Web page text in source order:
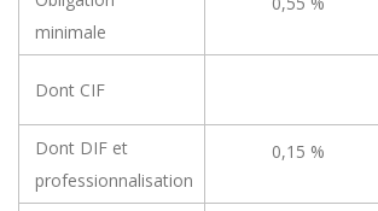
minimale
Dont CIF
Dont DIF et
professionnalisation
0,15 %